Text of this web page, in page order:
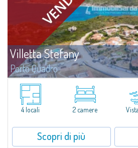
Villetta Stefany
Porto Quadro
Splendida villetta in vendita nell'affascinante
Quadro.Villetta Stefany si compone di una
cucina a vista, due camere da letto e due
principale...
4 locali 2 camere
Scopri di più